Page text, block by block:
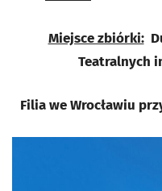
Miejsce zbiórki:
Teatralnych
Filia we Wrocławiu